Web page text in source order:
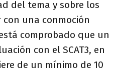
del tema y sobre los
con una conmoción
comprobado que un
con el SCAT3, en
de un mínimo de 10